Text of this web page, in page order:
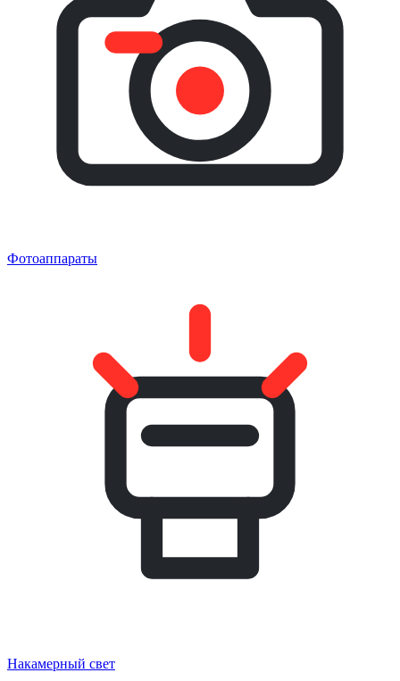
Фотоаппараты
Накамерный свет